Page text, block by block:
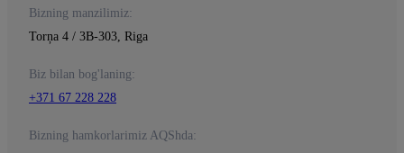
Bizning manzilimiz:
Torņa 4 / 3B-303, Riga
Biz bilan bog'laning:
+371 67 228 228
Bizning hamkorlarimiz AQShda: